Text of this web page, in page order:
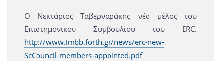
Ο Νεκτάριος Ταβερναράκης νέο μέλος του
Επιστημονικού Συμβουλίου του ERC.
http://www.imbb.forth.gr/news/erc-new-
ScCouncil-members-appointed.pdf